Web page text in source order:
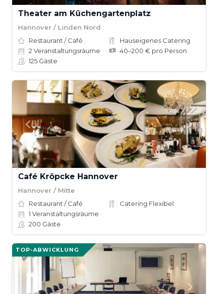
Theater am Küchengartenplatz
Hannover / Linden Nord
Restaurant / Café
Hauseigenes Catering
2 Veranstaltungsräume
40–200 € pro Person
125 Gäste
Café Kröpcke Hannover
Hannover / Mitte
Restaurant / Café
Catering Flexibel
1 Veranstaltungsräume
200 Gäste
TOP-ABWICKLUNG